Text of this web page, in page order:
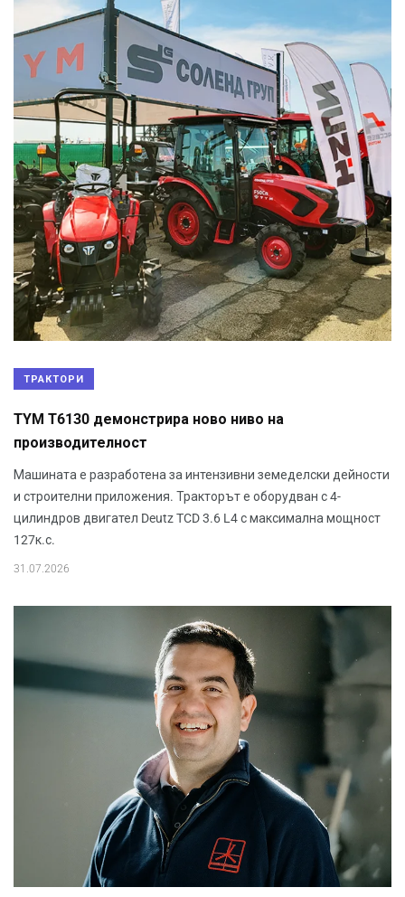
ТРАКТОРИ
TYM T6130 демонстрира ново ниво на
производителност
Машината е разработена за интензивни земеделски дейности
и строителни приложения. Тракторът е оборудван с 4-
цилиндров двигател Deutz TCD 3.6 L4 с максимална мощност
127к.с.
31.07.2026